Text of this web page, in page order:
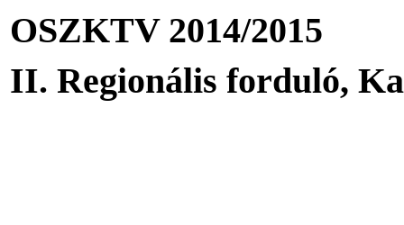
OSZKTV 2014/2015
II. Regionális forduló,